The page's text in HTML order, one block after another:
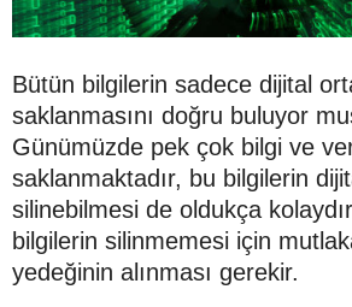
Bütün bilgilerin sadece dijital
saklanmasını doğru buluyor
Günümüzde pek çok bilgi ve
saklanmaktadır, bu bilgilerin
silinebilmesi de oldukça
bilgilerin silinmemesi için
yedeğinin alınması gerekir.